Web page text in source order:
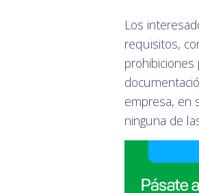
Los
requisitos,
empresa, en
ninguna de